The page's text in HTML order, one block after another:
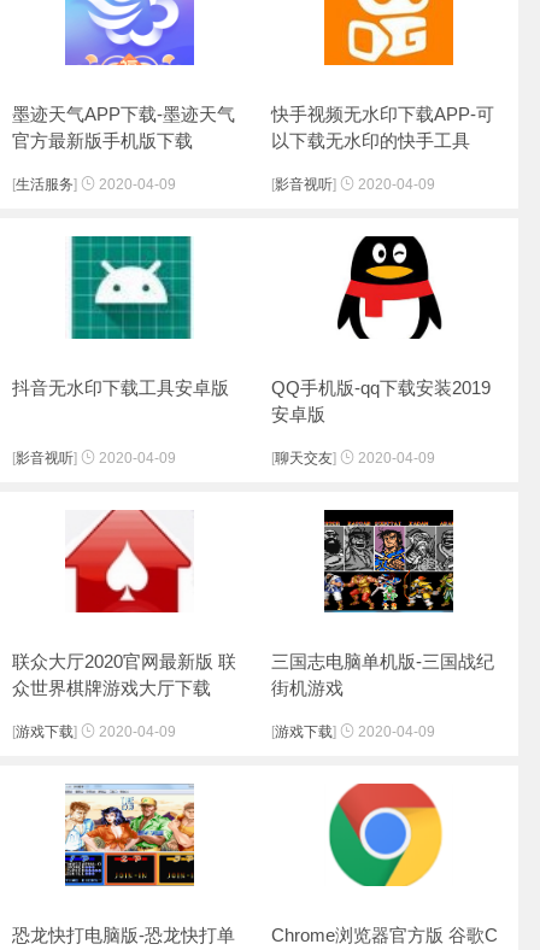
墨迹天气APP下载-墨迹天气
官方最新版手机版下载
[生活服务] 2020-04-09
快手视频无水印下载APP-可
以下载无水印的快手工具
[影音视听] 2020-04-09
抖音无水印下载工具安卓版
[影音视听] 2020-04-09
QQ手机版-qq下载安装2019
安卓版
[聊天交友] 2020-04-09
联众大厅2020官网最新版 联
众世界棋牌游戏大厅下载
[游戏下载] 2020-04-09
三国志电脑单机版-三国战纪
街机游戏
[游戏下载] 2020-04-09
恐龙快打电脑版-恐龙快打单
Chrome浏览器官方版 谷歌C